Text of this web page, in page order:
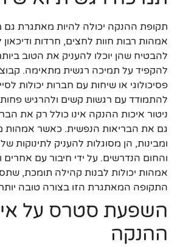
תקופת ההנקה יכולה להיות מאתגרת גם
אמהות רבות חוות לחצים, חרדות
להבטיח שהן יוכלו להעניק את הטוב
להקפיד על תמיכה רגשית מתאימה.
פסיכולוגי או שיחות עם חברות יכולות
להתמודד עם רגשות קשים ולהרגיש
ניטור איכות ההנקה אינו כולל רק את
גם את הבריאות הנפשית. כאשר אמהות
ומבינות, הן מסוגלות להעניק לתינוקות
והחום הנדרשים. על ידי חיבור עם אחרים
אמהות יכולות לבנות קהילה תומכת,
התקופה המאתגרת הזו בצורה טובה
השפעת סטרס על
ההנקה